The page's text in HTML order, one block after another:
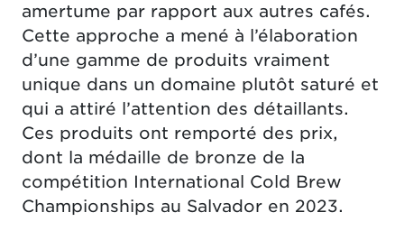
amertume par rapport aux autres cafés.
Cette approche a mené à l’élaboration
d’une gamme de produits vraiment
unique dans un domaine plutôt saturé et
qui a attiré l’attention des détaillants.
Ces produits ont remporté des prix,
dont la médaille de bronze de la
compétition International Cold Brew
Championships au Salvador en 2023.